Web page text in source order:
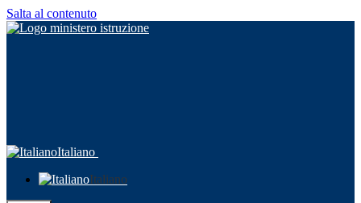
Salta al contenuto
Italiano
Italiano